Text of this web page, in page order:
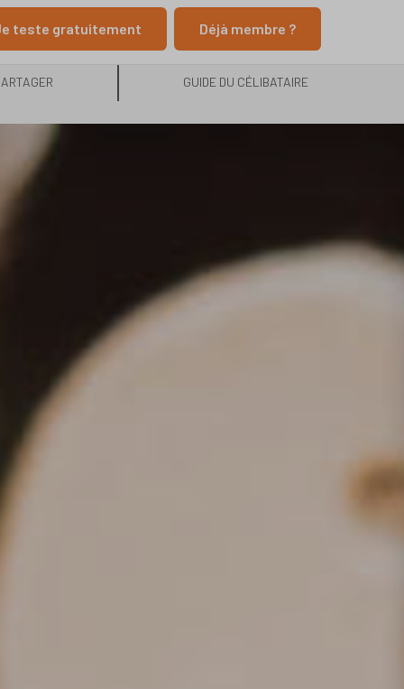
teste gratuitement Déjà membre ?
GUIDE DU CÉLIBATAIRE